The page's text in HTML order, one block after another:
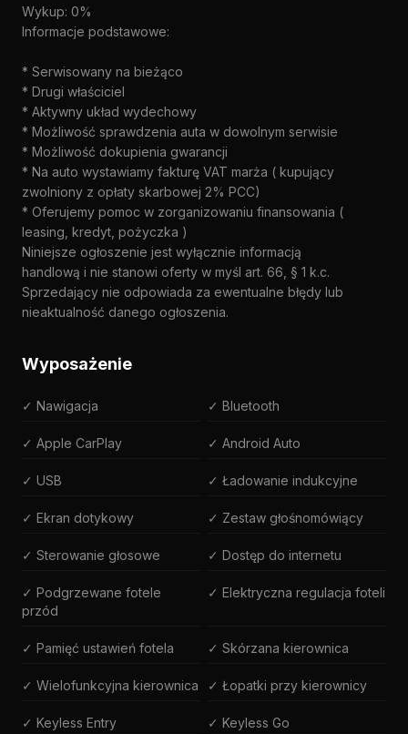
Wykup: 0%
Informacje podstawowe:
* Serwisowany na bieżąco
* Drugi właściciel
* Aktywny układ wydechowy
* Możliwość sprawdzenia auta w dowolnym serwisie
* Możliwość dokupienia gwarancji
* Na auto wystawiamy fakturę VAT marża ( kupujący
zwolniony z opłaty skarbowej 2% PCC)
* Oferujemy pomoc w zorganizowaniu finansowania (
leasing, kredyt, pożyczka )
Niniejsze ogłoszenie jest wyłącznie informacją
handlową i nie stanowi oferty w myśl art. 66, § 1 k.c.
Sprzedający nie odpowiada za ewentualne błędy lub
nieaktualność danego ogłoszenia.
Wyposażenie
✓ Nawigacja ✓ Bluetooth
✓ Apple CarPlay ✓ Android Auto
✓ USB ✓ Ładowanie indukcyjne
✓ Ekran dotykowy ✓ Zestaw głośnomówiący
✓ Sterowanie głosowe ✓ Dostęp do internetu
✓ Podgrzewane fotele
przód
✓ Elektryczna regulacja foteli
✓ Pamięć ustawień fotela ✓ Skórzana kierownica
✓ Wielofunkcyjna kierownica ✓ Łopatki przy kierownicy
✓ Keyless Entry ✓ Keyless Go